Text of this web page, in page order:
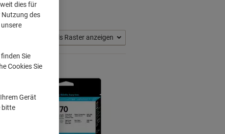
Als Raster anzeigen
dies für
des
Sie
Cookies Sie
Gerät
bitte